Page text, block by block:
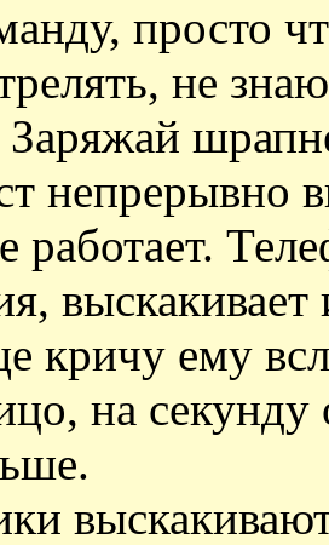
просто
не
непрерывно
работает.
кричу ему
на секунду